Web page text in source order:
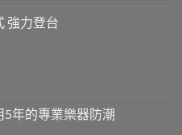
強力登台
5年的專業樂器防潮